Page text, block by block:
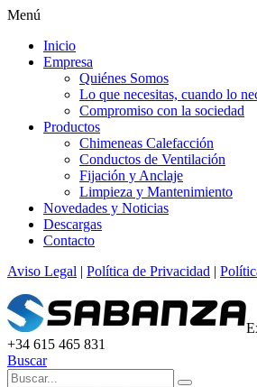
Menú
Inicio
Empresa
Quiénes Somos
Lo que necesitas, cuando lo
Compromiso con la sociedad
Productos
Chimeneas Calefacción
Conductos de Ventilación
Fijación y Anclaje
Limpieza y Mantenimiento
Novedades y Noticias
Descargas
Contacto
Aviso Legal | Política de Privacidad |
+34 615 465 831
Buscar